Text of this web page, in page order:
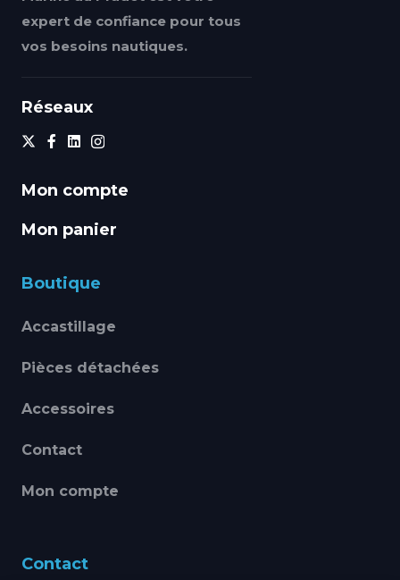
expert de confiance pour tous
vos besoins nautiques.
Réseaux
Mon compte
Mon panier
Boutique
Accastillage
Pièces détachées
Accessoires
Contact
Mon compte
Contact